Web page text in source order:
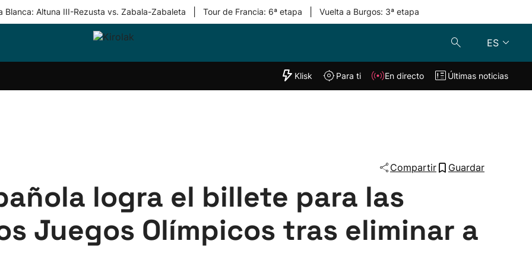
Blanca: Altuna III-Rezusta vs. Zabala-Zabaleta Tour de Francia: 6ª etapa Vuelta a Burgos: 3ª etapa
ES
Equipos
"Helmuga"
Klisk En directo
Klisk Para ti En directo Últimas noticias
Compartir Guardar
logra el billete para las
Juegos Olímpicos tras eliminar a